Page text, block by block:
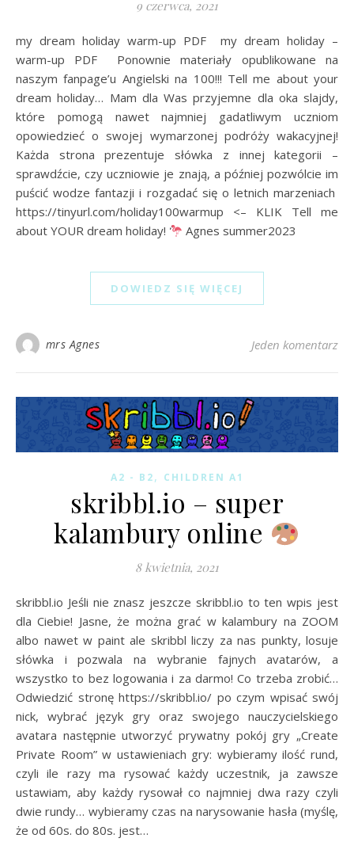
9 czerwca, 2021
my dream holiday warm-up PDF my dream holiday –
warm-up PDF Ponownie materiały opublikowane na
naszym fanpage’u Angielski na 100!!! Tell me about your
dream holiday… Mam dla Was przyjemne dla oka slajdy,
które pomogą nawet najmniej gadatliwym uczniom
opowiedzieć o swojej wymarzonej podróży wakacyjnej!
Każda strona prezentuje słówka z innej kategorii –
sprawdźcie, czy uczniowie je znają, a później pozwólcie im
puścić wodze fantazji i rozgadać się o letnich marzeniach
https://tinyurl.com/holiday100warmup <– KLIK Tell me
about YOUR dream holiday!
Agnes summer2023
DOWIEDZ SIĘ WIĘCEJ
mrs Agnes Jeden komentarz
A2 - B2, CHILDREN A1
skribbl.io – super
kalambury online
8 kwietnia, 2021
skribbl.io Jeśli nie znasz jeszcze skribbl.io to ten wpis jest
dla Ciebie! Jasne, że można grać w kalambury na ZOOM
albo nawet w paint ale skribbl liczy za nas punkty, losuje
słówka i pozwala na wybranie fajnych avatarów, a
wszystko to bez logowania i za darmo! Co trzeba zrobić…
Odwiedzić stronę https://skribbl.io/ po czym wpisać swój
nick, wybrać język gry oraz swojego nauczycielskiego
avatara następnie utworzyć prywatny pokój gry „Create
Private Room” w ustawieniach gry: wybieramy ilość rund,
czyli ile razy ma rysować każdy uczestnik, ja zawsze
ustawiam, aby każdy rysował co najmniej dwa razy czyli
dwie rundy… wybieramy czas na narysowanie hasła (myślę,
że od 60s. do 80s. jest…